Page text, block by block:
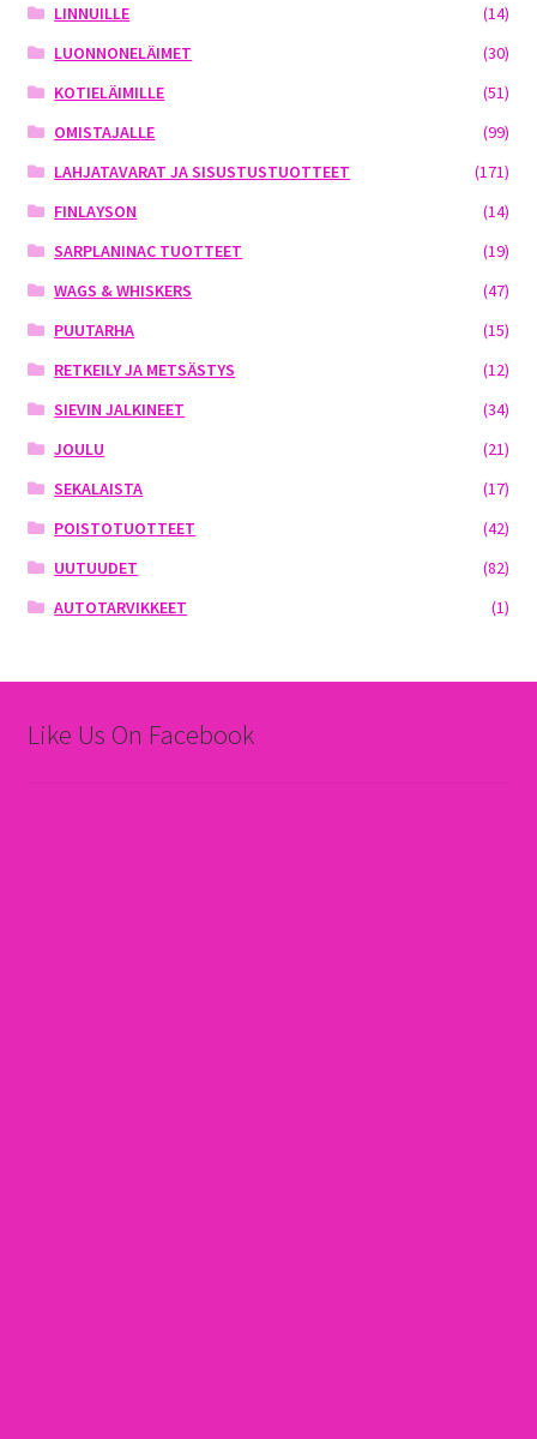
LINNUILLE
(14)
LUONNONELÄIMET
(30)
KOTIELÄIMILLE
(51)
OMISTAJALLE
(99)
LAHJATAVARAT JA SISUSTUSTUOTTEET
(171)
FINLAYSON
(14)
SARPLANINAC TUOTTEET
(19)
WAGS & WHISKERS
(47)
PUUTARHA
(15)
RETKEILY JA METSÄSTYS
(12)
SIEVIN JALKINEET
(34)
JOULU
(21)
SEKALAISTA
(17)
POISTOTUOTTEET
(42)
UUTUUDET
(82)
AUTOTARVIKKEET
(1)
Like Us On Facebook